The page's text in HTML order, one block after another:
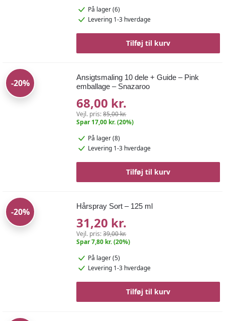
På lager (6)
Levering 1-3 hverdage
Tilføj til kurv
-20%
Ansigtsmaling 10 dele + Guide – Pink
emballage – Snazaroo
68,00 kr.
Vejl. pris:85,00 kr.
Spar 17,00 kr. (20%)
På lager (8)
Levering 1-3 hverdage
Tilføj til kurv
-20%
Hårspray Sort – 125 ml
31,20 kr.
Vejl. pris:39,00 kr.
Spar 7,80 kr. (20%)
På lager (5)
Levering 1-3 hverdage
Tilføj til kurv